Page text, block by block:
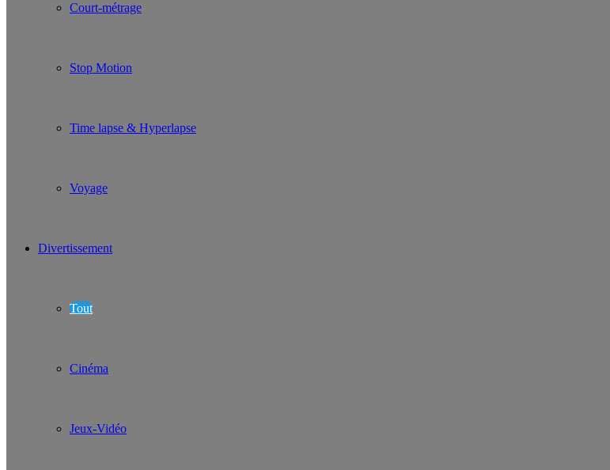
Court-métrage
Stop Motion
Time lapse & Hyperlapse
Voyage
Divertissement
Tout
Cinéma
Jeux-Vidéo